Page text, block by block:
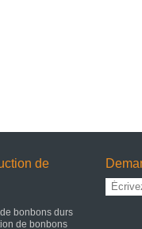
de
bonbons durs
de bonbons